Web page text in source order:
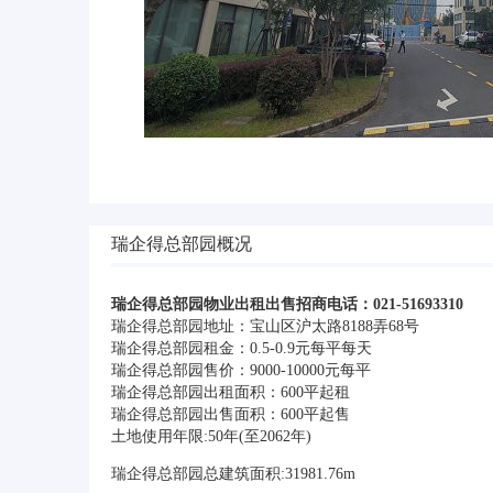
瑞企得总部园概况
瑞企得总部园物业出租出售招商电话：021-51693310
瑞企得总部园地址：宝山区沪太路8188弄68号
瑞企得总部园租金：0.5-0.9元每平每天
瑞企得总部园售价：9000-10000元每平
瑞企得总部园出租面积：600平起租
瑞企得总部园出售面积：600平起售
土地使用年限:50年(至2062年)
瑞企得总部园总建筑面积:31981.76m